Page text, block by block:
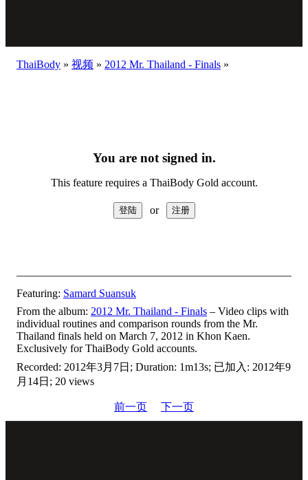
ThaiBody » 视频 » 2012 Mr. Thailand - Finals »
You are not signed in.
This feature requires a ThaiBody Gold account.
or
Featuring: Samard Suansuk
From the album: 2012 Mr. Thailand - Finals – Video clips with
individual routines and comparison rounds from the Mr.
Thailand finals held on March 7, 2012 in Khon Kaen.
Exclusively for ThaiBody Gold accounts.
Recorded: 2012年3月7日; Duration: 1m13s; 已加入: 2012年9
月14日; 20 views
前一页 下一页